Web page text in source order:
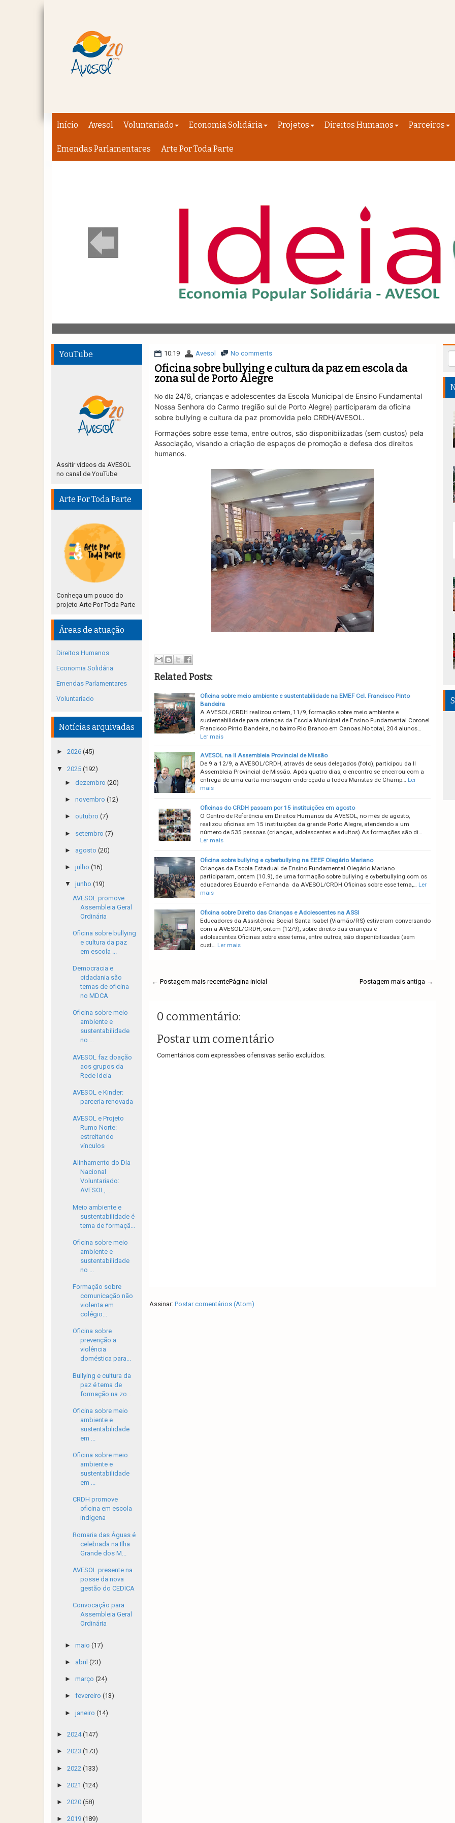
Início Avesol Voluntariado Economia Solidária Projetos Direitos Humanos Parceiros
Emendas Parlamentares Arte Por Toda Parte
10:19 Avesol No comments
Oficina sobre bullying e cultura da paz em escola da
zona sul de Porto Alegre
No dia 24/6, crianças e adolescentes da Escola Municipal de Ensino Fundamental
Nossa Senhora do Carmo (região sul de Porto Alegre) participaram da oficina
sobre bullying e cultura da paz promovida pelo CRDH/AVESOL.
Formações sobre esse tema, entre outros, são disponibilizadas (sem custos) pela
Associação, visando a criação de espaços de promoção e defesa dos direitos
humanos.
Related Posts:
Oficina sobre meio ambiente e sustentabilidade na EMEF Cel. Francisco Pinto
Bandeira
A AVESOL/CRDH realizou ontem, 11/9, formação sobre meio ambiente e
sustentabilidade para crianças da Escola Municipal de Ensino Fundamental Coronel
Francisco Pinto Bandeira, no bairro Rio Branco em Canoas.No total, 204 alunos…
Ler mais
AVESOL na II Assembleia Provincial de Missão
De 9 a 12/9, a AVESOL/CRDH, através de seus delegados (foto), participou da II
Assembleia Provincial de Missão. Após quatro dias, o encontro se encerrou com a
entrega de uma carta-mensagem endereçada a todos Maristas de Champ…
Ler
mais
Oficinas do CRDH passam por 15 instituições em agosto
O Centro de Referência em Direitos Humanos da AVESOL, no mês de agosto,
realizou oficinas em 15 instituições da grande Porto Alegre, atendendo a um
número de 535 pessoas (crianças, adolescentes e adultos).As formações são di…
Ler mais
Oficina sobre bullying e cyberbullying na EEEF Olegário Mariano
Crianças da Escola Estadual de Ensino Fundamental Olegário Mariano
participaram, ontem (10.9), de uma formação sobre bullying e cyberbullying com os
educadores Eduardo e Fernanda da AVESOL/CRDH.Oficinas sobre esse tema,…
Ler
mais
Oficina sobre Direito das Crianças e Adolescentes na ASSI
Educadores da Assistência Social Santa Isabel (Viamão/RS) estiveram conversando
com a AVESOL/CRDH, ontem (12/9), sobre direito das crianças e
adolescentes.Oficinas sobre esse tema, entre outros, são disponibilizadas (sem
cust…
Ler mais
← Postagem mais recente Postagem mais antiga →
Página inicial
0 commentário:
Postar um comentário
Comentários com expressões ofensivas serão excluídos.
Assinar: Postar comentários (Atom)
YouTube
Assitir vídeos da AVESOL
no canal de YouTube
Arte Por Toda Parte
Conheça um pouco do
projeto Arte Por Toda Parte
Áreas de atuação
Direitos Humanos
Economia Solidária
Emendas Parlamentares
Voluntariado
Notícias arquivadas
► 2026 (45)
▼ 2025 (192)
► dezembro (20)
► novembro (12)
► outubro (7)
► setembro (7)
► agosto (20)
► julho (16)
▼ junho (19)
AVESOL promove
Assembleia Geral
Ordinária
Oficina sobre bullying
e cultura da paz
em escola ...
Democracia e
cidadania são
temas de oficina
no MDCA
Oficina sobre meio
ambiente e
sustentabilidade
no ...
AVESOL faz doação
aos grupos da
Rede Ideia
AVESOL e Kinder:
parceria renovada
AVESOL e Projeto
Rumo Norte:
estreitando
vínculos
Alinhamento do Dia
Nacional
Voluntariado:
AVESOL, ...
Meio ambiente e
sustentabilidade é
tema de formaçã...
Oficina sobre meio
ambiente e
sustentabilidade
no ...
Formação sobre
comunicação não
violenta em
colégio...
Oficina sobre
prevenção a
violência
doméstica para...
Bullying e cultura da
paz é tema de
formação na zo...
Oficina sobre meio
ambiente e
sustentabilidade
em ...
Oficina sobre meio
ambiente e
sustentabilidade
em ...
CRDH promove
oficina em escola
indígena
Romaria das Águas é
celebrada na Ilha
Grande dos M...
AVESOL presente na
posse da nova
gestão do CEDICA
Convocação para
Assembleia Geral
Ordinária
► maio (17)
► abril (23)
► março (24)
► fevereiro (13)
► janeiro (14)
► 2024(147)
► 2023 (173)
► 2022 (133)
► 2021 (124)
► 2020 (58)
► 2019 (189)